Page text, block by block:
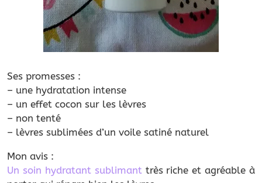
Ses promesses :
– une hydratation intense
– un effet cocon sur les lèvres
– non tenté
– lèvres sublimées d’un voile satiné naturel
Mon avis :
Un soin hydratant sublimant très riche et agréable à